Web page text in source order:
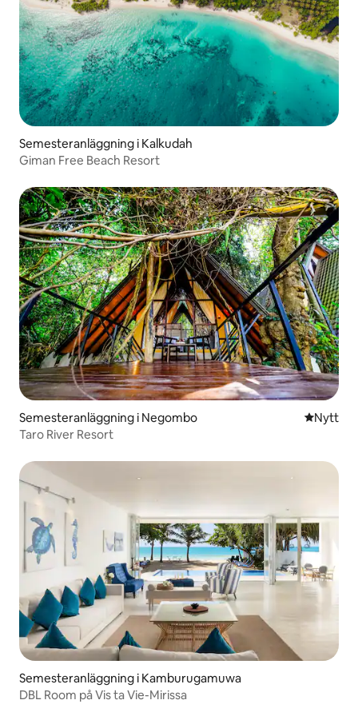
Semesteranläggning i Kalkudah
Giman Free Beach Resort
Semesteranläggning i Negombo NyttNytt
Taro River Resort
Semesteranläggning i Kamburugamuwa
DBL Room på Vis ta Vie-Mirissa